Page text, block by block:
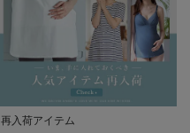
再入荷アイテム